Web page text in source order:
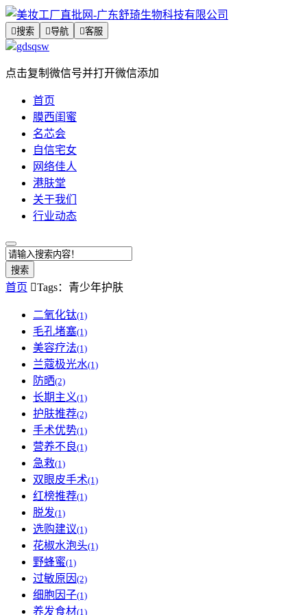
搜索 导航 客服
gdsqsw
点击复制微信号并打开微信添加
首页
膜西闺蜜
名芯会
自信宅女
网络佳人
港肤堂
关于我们
行业动态
搜索
首页 Tags：青少年护肤
二氧化钛(1)
毛孔堵塞(1)
美容疗法(1)
兰蔻极光水(1)
防晒(2)
长期主义(1)
护肤推荐(2)
手术优势(1)
营养不良(1)
急救(1)
双眼皮手术(1)
红榜推荐(1)
脱发(1)
选购建议(1)
花椒水泡头(1)
野蜂蜜(1)
过敏原因 (2)
细胞因子(1)
养发食材(1)